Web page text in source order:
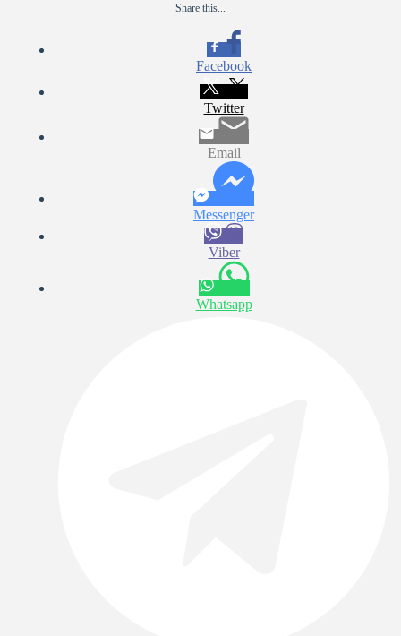
Share this...
Facebook
Twitter
Email
Messenger
Viber
Whatsapp